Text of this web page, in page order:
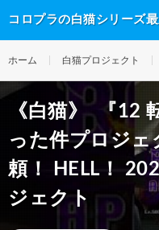
コロプラの白猫シリーズ
ホーム 白猫プロジェクト
《白猫》 ‎ 『12
った件プロジェ
頼！ HELL！
ジェクト